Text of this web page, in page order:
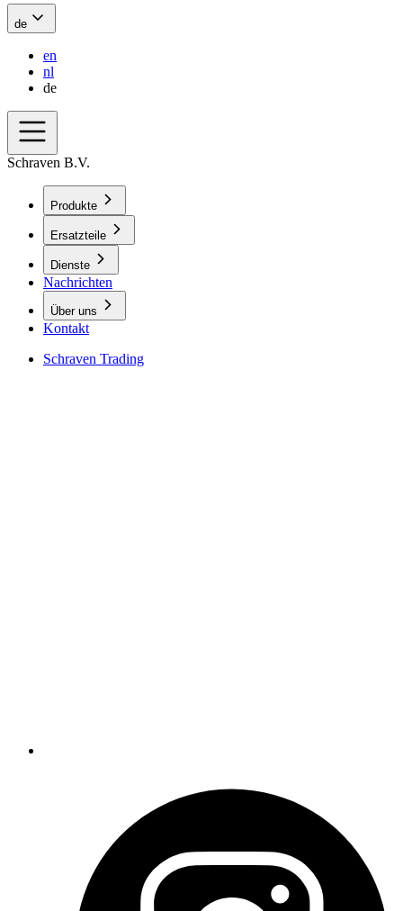
de
en
nl
de
Schraven B.V.
Produkte
Ersatzteile
Dienste
Nachrichten
Über uns
Kontakt
Schraven Trading